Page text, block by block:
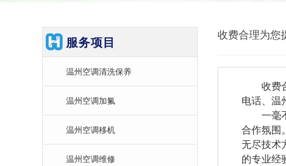
收费合理为您
收费合
电话、温
一毫不
合作氛围
无尽技术
的专业经
服务项目
温州空调清洗保养
温州空调加氟
温州空调移机
温州空调维修